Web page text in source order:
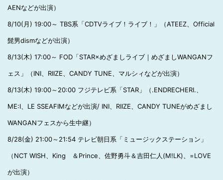
AENなどが出演）
8/10(月) 19:00～ TBS系「CDTVライブ！ライブ！」（ATEEZ、Official
髭男dismなどが出演）
8/13(木) 17:00～ FOD「STAR×めざましライブ｜めざましWANGANフ
ェス」（INI、RIIZE、CANDY TUNE、マルシィなどが出演）
8/13(木) 19:00～20:00 フジテレビ系「STAR」（.ENDRECHERI.、
ME:I、LE SSEAFIMなどが出演/ INI、RIIZE、CANDY TUNEがめざまし
WANGANフェスから生中継）
8/28(金) 21:00～21:54 テレビ朝日系「ミュージックステーション」
（NCT WISH、King ＆Prince、佐野勇斗＆吉田仁人(M!LK)、=LOVE
が出演）